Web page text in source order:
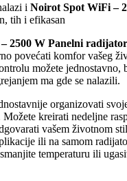
i Noirot Spot WiFi –
tih i efikasan
2500 W Panelni radijator
povećati komfor vašeg
možete jednostavno,
ma gde se nalazili.
organizovati
kreirati nedeljne
vašem životnom
ili na samom
temperaturu ili